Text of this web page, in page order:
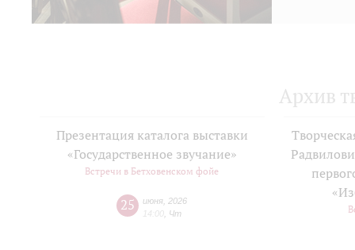
Архив
Презентация каталога выставки
«Государственное звучание»
Встречи в Бетховенском фойе
25 июня 2026
14:00 Чт